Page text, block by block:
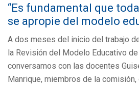
“Es fundamental que
se apropie del modelo
A dos meses del inicio del trabajo
la Revisión del Modelo Educativo
conversamos con las docentes
Manrique, miembros de la